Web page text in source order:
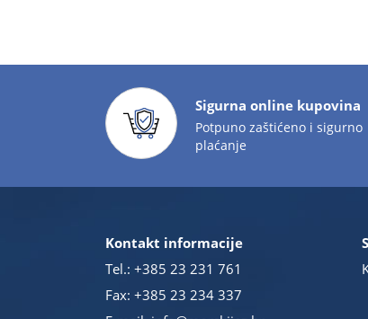
Sigurna online kupovina
Potpuno zaštićeno i sigurno
plaćanje
Kontakt informacije
Tel.: +385 23 231 761
Fax: +385 23 234 337